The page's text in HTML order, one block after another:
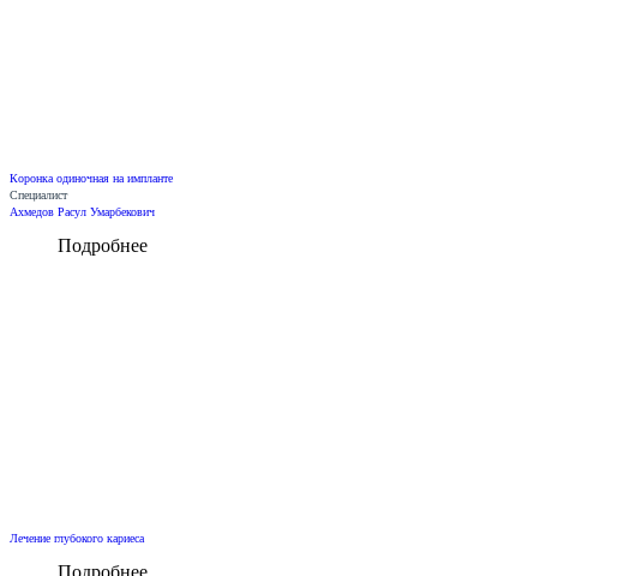
Коронка одиночная на импланте
Специалист
Ахмедов Расул Умарбекович
Подробнее
Лечение глубокого кариеса